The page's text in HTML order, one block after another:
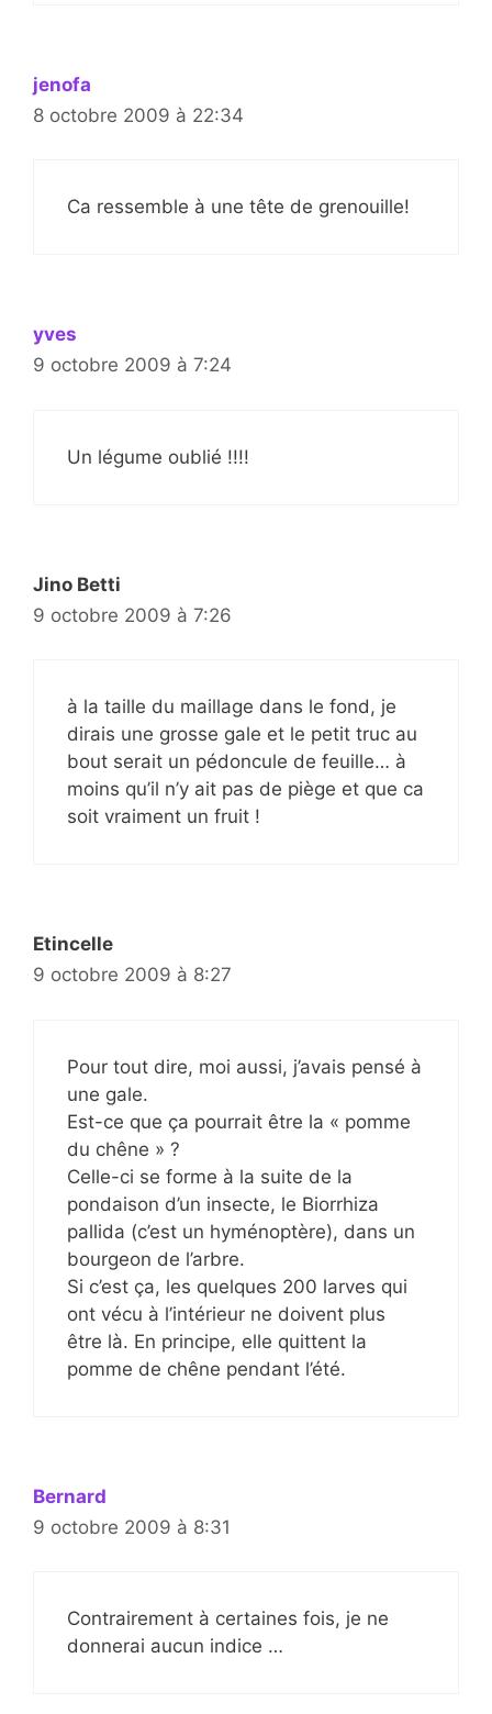
jenofa
8 octobre 2009 à 22:34
Ca ressemble à une tête de grenouille!
yves
9 octobre 2009 à 7:24
Un légume oublié !!!!
Jino Betti
9 octobre 2009 à 7:26
à la taille du maillage dans le fond, je
dirais une grosse gale et le petit truc au
bout serait un pédoncule de feuille… à
moins qu’il n’y ait pas de piège et que ca
soit vraiment un fruit !
Etincelle
9 octobre 2009 à 8:27
Pour tout dire, moi aussi, j’avais pensé à
une gale.
Est-ce que ça pourrait être la « pomme
du chêne » ?
Celle-ci se forme à la suite de la
pondaison d’un insecte, le Biorrhiza
pallida (c’est un hyménoptère), dans un
bourgeon de l’arbre.
Si c’est ça, les quelques 200 larves qui
ont vécu à l’intérieur ne doivent plus
être là. En principe, elle quittent la
pomme de chêne pendant l’été.
Bernard
9 octobre 2009 à 8:31
Contrairement à certaines fois, je ne
donnerai aucun indice …